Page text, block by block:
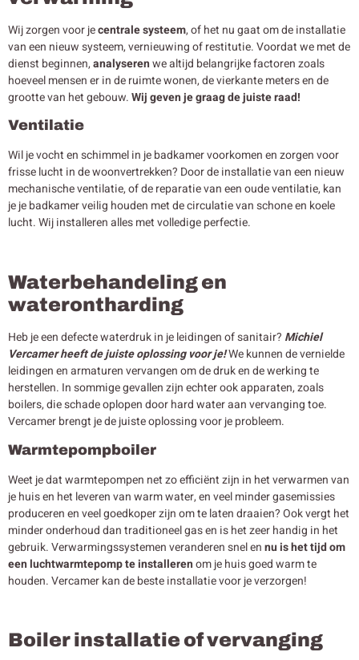
Wij zorgen voor jecentrale systeem, of het nu gaat om de installatie
van een nieuw systeem, vernieuwing of restitutie. Voordat we met de
dienst beginnen,analyserenwe altijd belangrijke factoren zoals
hoeveel mensen er in de ruimte wonen, de vierkante meters en de
grootte van het gebouw.Wij geven je graag de juiste raad!
Ventilatie
Wil je vocht en schimmel in je badkamer voorkomen en zorgen voor
frisse lucht in de woonvertrekken? Door de installatie van een nieuw
mechanische ventilatie, of de reparatie van een oude ventilatie, kan
je je badkamer veilig houden met de circulatie van schone en koele
lucht. Wij installeren alles met volledige perfectie.
Waterbehandeling en
waterontharding
Heb je een defecte waterdruk in je leidingen of sanitair? Michiel
Vercamer heeft de juiste oplossing voor je!We kunnen de vernielde
leidingen en armaturen vervangen om de druk en de werking te
herstellen. In sommige gevallen zijn echter ook apparaten, zoals
boilers, die schade oplopen door hard water aan vervanging toe.
Vercamer brengt je de juiste oplossing voor je probleem.
Warmtepompboiler
Weet je dat warmtepompen net zo efficiënt zijn in het verwarmen van
je huis en het leveren van warm water, en veel minder gasemissies
produceren en veel goedkoper zijn om te laten draaien? Ook vergt het
minder onderhoud dan traditioneel gas en is het zeer handig in het
gebruik. Verwarmingssystemen veranderen snel ennu is het tijd om
een luchtwarmtepomp te installerenom je huis goed warm te
houden. Vercamer kan de beste installatie voor je verzorgen!
Boiler installatie of vervanging